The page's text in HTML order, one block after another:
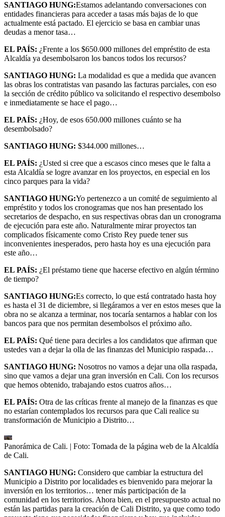
SANTIAGO HUNG:Estamos adelantando conversaciones con
entidades financieras para acceder a tasas más bajas de lo que
actualmente está pactado. El ejercicio se basa en cambiar unas
deudas a menor tasa…
EL PAÍS: ¿Frente a los $650.000 millones del empréstito de esta
Alcaldía ya desembolsaron los bancos todos los recursos?
SANTIAGO HUNG: La modalidad es que a medida que avancen
las obras los contratistas van pasando las facturas parciales, con eso
la sección de crédito público va solicitando el respectivo desembolso
e inmediatamente se hace el pago…
EL PAÍS: ¿Hoy, de esos 650.000 millones cuánto se ha
desembolsado?
SANTIAGO HUNG: $344.000 millones…
EL PAÍS: ¿Usted si cree que a escasos cinco meses que le falta a
esta Alcaldía se logre avanzar en los proyectos, en especial en los
cinco parques para la vida?
SANTIAGO HUNG:Yo pertenezco a un comité de seguimiento al
empréstito y todos los cronogramas que nos han presentado los
secretarios de despacho, en sus respectivas obras dan un cronograma
de ejecución para este año. Naturalmente mirar proyectos tan
complicados físicamente como Cristo Rey puede tener sus
inconvenientes inesperados, pero hasta hoy es una ejecución para
este año…
EL PAÍS: ¿El préstamo tiene que hacerse efectivo en algún término
de tiempo?
SANTIAGO HUNG:Es correcto, lo que está contratado hasta hoy
es hasta el 31 de diciembre, si llegáramos a ver en estos meses que la
obra no se alcanza a terminar, nos tocaría sentarnos a hablar con los
bancos para que nos permitan desembolsos el próximo año.
EL PAÍS: Qué tiene para decirles a los candidatos que afirman que
ustedes van a dejar la olla de las finanzas del Municipio raspada…
SANTIAGO HUNG: Nosotros no vamos a dejar una olla raspada,
sino que vamos a dejar una gran inversión en Cali. Con los recursos
que hemos obtenido, trabajando estos cuatros años…
EL PAÍS: Otra de las críticas frente al manejo de la finanzas es que
no estarían contemplados los recursos para que Cali realice su
transformación de Municipio a Distrito…
Panorámica de Cali. | Foto: Tomada de la página web de la Alcaldía
de Cali.
SANTIAGO HUNG: Considero que cambiar la estructura del
Municipio a Distrito por localidades es bienvenido para mejorar la
inversión en los territorios… tener más participación de la
comunidad en los territorios. Ahora bien, en el presupuesto actual no
están las partidas para la creación de Cali Distrito, ya que como todo